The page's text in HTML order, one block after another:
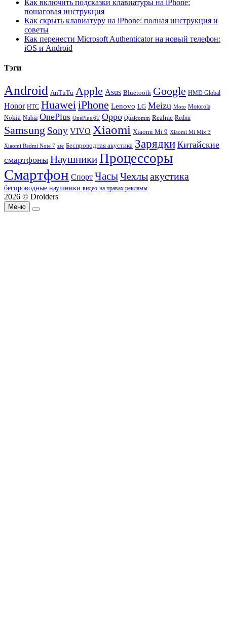
Как включить подсказки клавиатуры на iPhone:
пошаговая инструкция
Как скрыть клавиатуру на iPhone: полная инструкция и
советы
Как перенести Microsoft Authenticator на новый телефон:
iOS и Android
Тэги
Android AnTuTu Apple Asus Bluetooth Google HMD Global
Honor HTC HuaweiiPhone Lenovo LG Meizu Moto Motorola
Nokia Nubia OnePlus OnePlus 6T Oppo Qualcomm Realme Redmi
Samsung Sony VIVO Xiaomi Xiaomi Mi 9 Xiaomi Mi Mix 3
Xiaomi Redmi Note 7 zte Беспроводная акустика Зарядки Китайские
смартфоны НаушникиПроцессоры
Смартфон Спорт ЧасыЧехлыакустика
беспроводные наушники видео на правах рекламы
2026 © Droiders
Меню